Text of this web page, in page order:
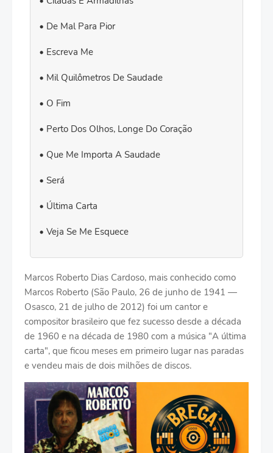
De Mal Para Pior
Escreva Me
Mil Quilômetros De Saudade
O Fim
Perto Dos Olhos, Longe Do Coração
Que Me Importa A Saudade
Será
Última Carta
Veja Se Me Esquece
Marcos Roberto Dias Cardoso, mais conhecido como
Marcos Roberto (São Paulo, 26 de junho de 1941 —
Osasco, 21 de julho de 2012) foi um cantor e
compositor brasileiro que fez sucesso desde a década
de 1960 e na década de 1980 com a música "A última
carta", que ficou meses em primeiro lugar nas paradas
e vendeu mais de dois milhões de discos.